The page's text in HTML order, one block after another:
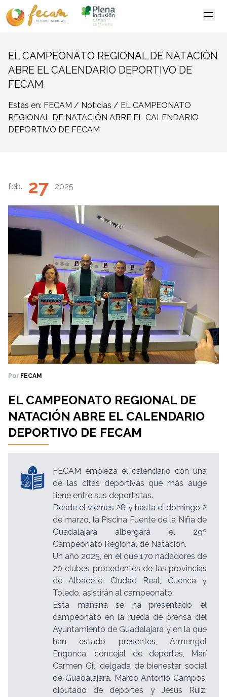
EL CAMPEONATO REGIONAL DE NATACIÓN
ABRE EL CALENDARIO DEPORTIVO DE
FECAM
Estás en: FECAM / Noticias / EL CAMPEONATO
REGIONAL DE NATACIÓN ABRE EL CALENDARIO
DEPORTIVO DE FECAM
feb. 27 2025
Por FECAM
EL CAMPEONATO REGIONAL DE
NATACIÓN ABRE EL CALENDARIO
DEPORTIVO DE FECAM
FECAM empieza el calendario con una
de las citas deportivas que más auge
tiene entre sus deportistas.
Desde el viernes 28 y hasta el domingo 2
de marzo, la Piscina Fuente de la Niña de
Guadalajara albergará el 29º
Campeonato Regional de Natación.
Un año 2025, en el que 170 nadadores de
20 clubes procedentes de las provincias
de Albacete, Ciudad Real, Cuenca y
Toledo, asistirán al campeonato.
Esta mañana se ha presentado el
campeonato en la rueda de prensa del
Ayuntamiento de Guadalajara y en la que
han estado presentes, Armengol
Engonca, concejal de deportes, Marí
Carmen Gil, delgada de bienestar social
de Guadalajara, Marco Antonio Campos,
diputado de deportes y Jesús Ruiz,